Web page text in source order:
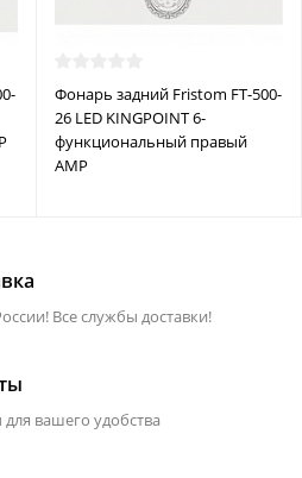
Фонарь задний Fristom FT-500-
26 LED KINGPOINT 6-
функциональный правый
AMP
Все службы доставки!
вашего удобства